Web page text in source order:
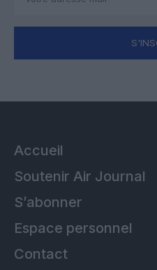
Accueil
Soutenir Air Journal
S’abonner
Espace personnel
Contact